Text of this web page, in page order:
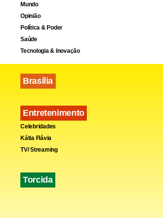
Mundo
Opinião
Política & Poder
Saúde
Tecnologia & Inovação
Brasília
Entretenimento
Celebridades
Kátia Flávia
TV/ Streaming
Torcida